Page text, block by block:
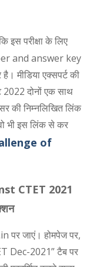
इस परीक्षा के लिए
and answer key
मीडिया एक्सपर्ट की
दोनों एक साथ
की निम्नलिखित लिंक
भी इस लिंक से कर
of
CTET 2021
पर जाएं। होमपेज पर,
Dec-2021” टैब पर